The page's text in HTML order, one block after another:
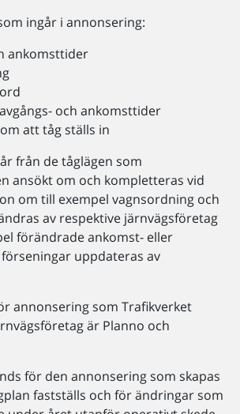
ingår i annonsering:
ankomsttider
och ankomsttider
att tåg ställs in
från de tåglägen som
ansökt om och kompletteras vid
om till exempel vagnsordning och
av respektive järnvägsföretag
förändrade ankomst- eller
uppdateras av
annonsering som Trafikverket
är Planno och
för den annonsering som skapas
fastställs och för ändringar som